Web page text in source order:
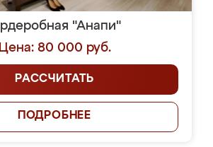
"Анапи"
Цена: 80 000 руб.
РАССЧИТАТЬ
ПОДРОБНЕЕ